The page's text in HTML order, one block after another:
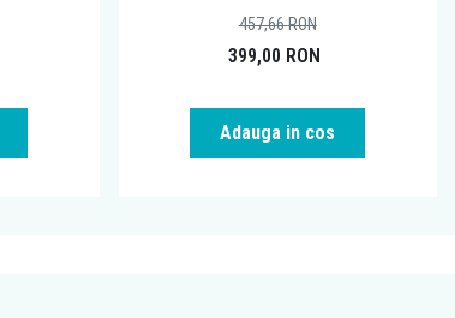
399,00 RON
457,66RON
Adauga in cos